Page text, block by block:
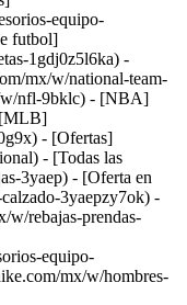
equipo-
futbol]
1gdj0z5l6ka) -
mx/w/national-team-
w/nfl-9bklc) - [NBA]
[MLB]
- [Ofertas]
- [Todas las
3yaep) - [Oferta en
3yaepzy7ok) -
w/rebajas-prendas-
equipo-
mx/w/hombres-